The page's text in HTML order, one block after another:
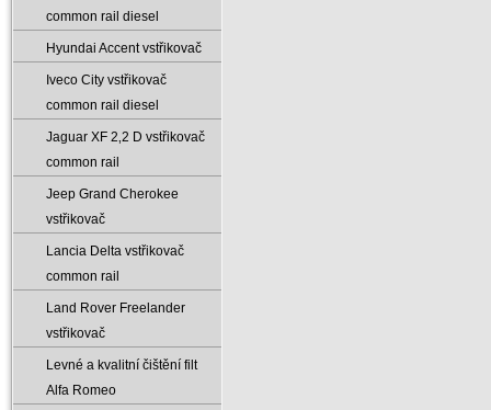
common rail diesel
Hyundai Accent vstřikovač
Iveco City vstřikovač
common rail diesel
Jaguar XF 2‚2 D vstřikovač
common rail
Jeep Grand Cherokee
vstřikovač
Lancia Delta vstřikovač
common rail
Land Rover Freelander
vstřikovač
Levné a kvalitní čištění filt
Alfa Romeo